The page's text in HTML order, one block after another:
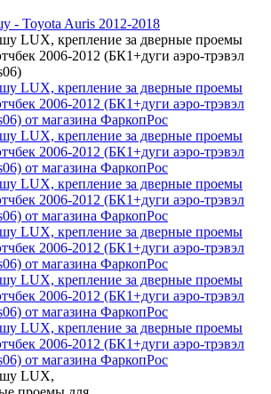
- Toyota Auris 2012-2018
LUX, крепление за дверные проемы
2006-2012 (БК1+дуги аэро-трэвэл